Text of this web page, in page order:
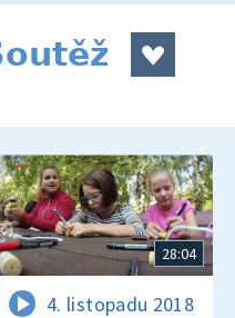
28:04
4. listopadu 2018